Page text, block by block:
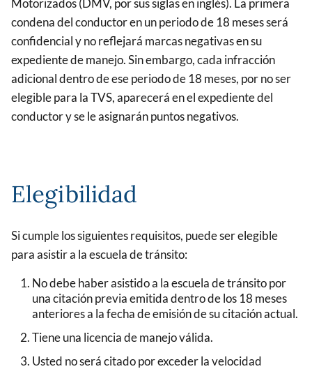
Motorizados (DMV, por sus siglas en inglés). La primera
condena del conductor en un periodo de 18 meses será
confidencial y no reflejará marcas negativas en su
expediente de manejo. Sin embargo, cada infracción
adicional dentro de ese periodo de 18 meses, por no ser
elegible para la TVS, aparecerá en el expediente del
conductor y se le asignarán puntos negativos.
Elegibilidad
Si cumple los siguientes requisitos, puede ser elegible
para asistir a la escuela de tránsito:
No debe haber asistido a la escuela de tránsito por
una citación previa emitida dentro de los 18 meses
anteriores a la fecha de emisión de su citación actual.
Tiene una licencia de manejo válida.
Usted no será citado por exceder la velocidad